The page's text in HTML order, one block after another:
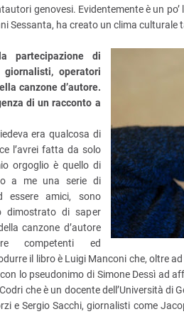
genovesi. Evidentemente è un
Sessanta, ha creato un clima culturale
partecipazione di
operatori
canzone d’autore.
di un racconto a
era qualcosa di
l’avrei fatta da solo
orgoglio è quello di
a me una serie di
essere amici, sono
dimostrato di saper
canzone d’autore
competenti ed
il libro è Luigi Manconi che, oltre
lo pseudonimo di Simone Dessì ad
che è un docente dell’Università di
e Sergio Sacchi, giornalisti come